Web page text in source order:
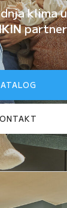
klima